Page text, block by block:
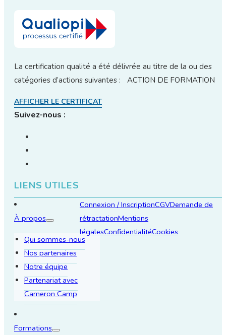
La certification qualité a été délivrée au titre de la ou des
catégories d’actions suivantes : ACTION DE FORMATION
AFFICHER LE CERTIFICAT
Suivez-nous :
LIENS UTILES
À propos
Qui sommes-nous
Nos partenaires
Notre équipe
Partenariat avec
Cameron Camp
Formations
Connexion / InscriptionCGVDemande de
rétractationMentions
légalesConfidentialitéCookies